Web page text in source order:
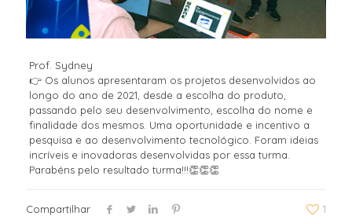
Prof. Sydney
👉 Os alunos apresentaram os projetos desenvolvidos ao
longo do ano de 2021, desde a escolha do produto,
passando pelo seu desenvolvimento, escolha do nome e
finalidade dos mesmos. Uma oportunidade e incentivo a
pesquisa e ao desenvolvimento tecnológico. Foram ideias
incríveis e inovadoras desenvolvidas por essa turma.
Parabéns pelo resultado turma!!!👏👏👏
Compartilhar 1